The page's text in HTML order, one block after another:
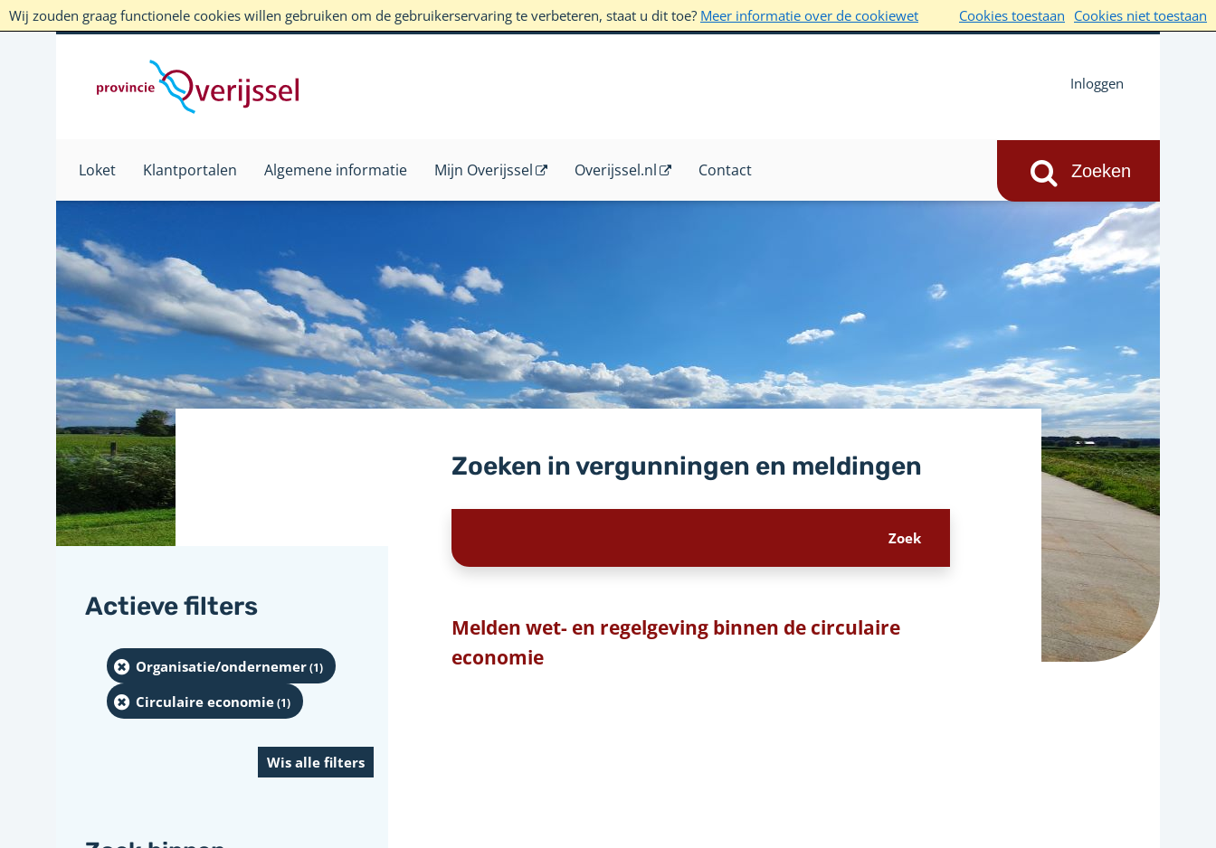
Wij zouden graag functionele cookies willen gebruiken om de gebruikerservaring te verbeteren, staat u dit toe? Meer informatie over de cookiewet Cookies toestaan Cookies niet toestaan
Inloggen
Loket Klantportalen Algemene informatie Mijn Overijssel Overijssel.nl Contact
Zoeken in vergunningen en meldingen
Melden wet- en regelgeving binnen de circulaire
economie
Actieve filters
Organisatie/ondernemer(1)
Circulaire economie(1)